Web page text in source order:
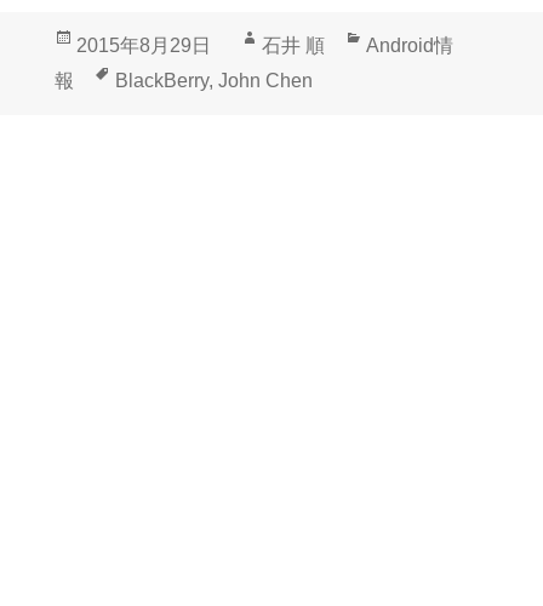
投
2015年8月29日
作
成
石井 順
カ
Android情
報
タ
BlackBerry, John Chen